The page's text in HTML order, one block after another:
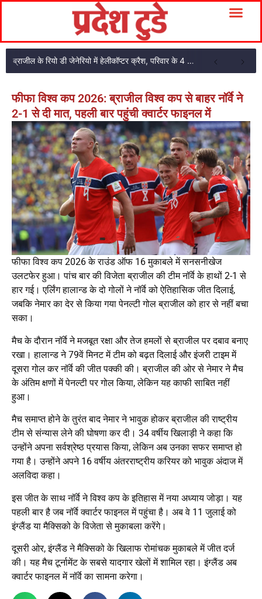
ब्राजील के रियो डी जेनेरियो में हेलीकॉप्टर क्रैश, परिवार के 4 सदस्यों की मौत
फीफा विश्व कप 2026: ब्राजील विश्व कप से बाहर नॉर्वे ने
2-1 से दी मात, पहली बार पहुंची क्वार्टर फाइनल में
फीफा विश्व कप 2026 के राउंड ऑफ 16 मुकाबले में सनसनीखेज
उलटफेर हुआ। पांच बार की विजेता ब्राजील की टीम नॉर्वे के हाथों 2-1 से
हार गई। एर्लिंग हालान्ड के दो गोलों ने नॉर्वे को ऐतिहासिक जीत दिलाई,
जबकि नेमार का देर से किया गया पेनल्टी गोल ब्राजील को हार से नहीं बचा
सका।
मैच के दौरान नॉर्वे ने मजबूत रक्षा और तेज हमलों से ब्राजील पर दबाव बनाए
रखा। हालान्ड ने 79वें मिनट में टीम को बढ़त दिलाई और इंजरी टाइम में
दूसरा गोल कर नॉर्वे की जीत पक्की की। ब्राजील की ओर से नेमार ने मैच
के अंतिम क्षणों में पेनल्टी पर गोल किया, लेकिन यह काफी साबित नहीं
हुआ।
मैच समाप्त होने के तुरंत बाद नेमार ने भावुक होकर ब्राजील की राष्ट्रीय
टीम से संन्यास लेने की घोषणा कर दी। 34 वर्षीय खिलाड़ी ने कहा कि
उन्होंने अपना सर्वश्रेष्ठ प्रयास किया, लेकिन अब उनका सफर समाप्त हो
गया है। उन्होंने अपने 16 वर्षीय अंतरराष्ट्रीय करियर को भावुक अंदाज में
अलविदा कहा।
इस जीत के साथ नॉर्वे ने विश्व कप के इतिहास में नया अध्याय जोड़ा। यह
पहली बार है जब नॉर्वे क्वार्टर फाइनल में पहुंचा है। अब वे 11 जुलाई को
इंग्लैंड या मैक्सिको के विजेता से मुकाबला करेंगे।
दूसरी ओर, इंग्लैंड ने मैक्सिको के खिलाफ रोमांचक मुकाबले में जीत दर्ज
की। यह मैच टूर्नामेंट के सबसे यादगार खेलों में शामिल रहा। इंग्लैंड अब
क्वार्टर फाइनल में नॉर्वे का सामना करेगा।